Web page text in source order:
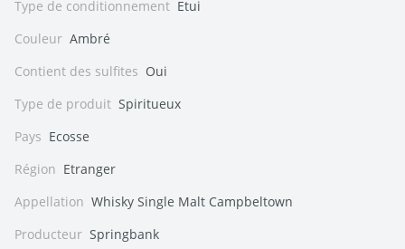
Type de conditionnement Etui
Couleur Ambré
Contient des sulfites Oui
Type de produit Spiritueux
Pays Ecosse
Région Etranger
Appellation Whisky Single Malt Campbeltown
Producteur Springbank